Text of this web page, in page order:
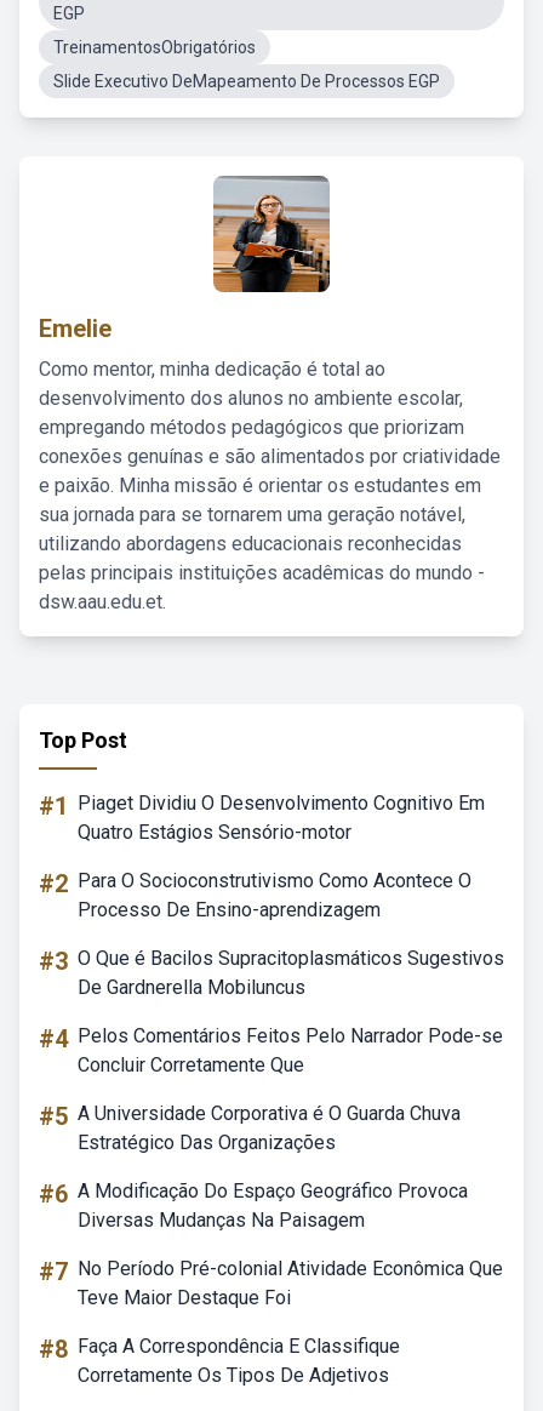
EGP
TreinamentosObrigatórios
Slide Executivo DeMapeamento De Processos EGP
Emelie
Como mentor, minha dedicação é total ao
desenvolvimento dos alunos no ambiente escolar,
empregando métodos pedagógicos que priorizam
conexões genuínas e são alimentados por criatividade
e paixão. Minha missão é orientar os estudantes em
sua jornada para se tornarem uma geração notável,
utilizando abordagens educacionais reconhecidas
pelas principais instituições acadêmicas do mundo -
dsw.aau.edu.et.
Top Post
#1
Piaget Dividiu O Desenvolvimento Cognitivo Em
Quatro Estágios Sensório-motor
#2 Para O Socioconstrutivismo Como Acontece O
Processo De Ensino-aprendizagem
#3 O Que é Bacilos Supracitoplasmáticos Sugestivos
De Gardnerella Mobiluncus
#4 Pelos Comentários Feitos Pelo Narrador Pode-se
Concluir Corretamente Que
#5 A Universidade Corporativa é O Guarda Chuva
Estratégico Das Organizações
#6 A Modificação Do Espaço Geográfico Provoca
Diversas Mudanças Na Paisagem
#7 No Período Pré-colonial Atividade Econômica Que
Teve Maior Destaque Foi
#8 Faça A Correspondência E Classifique
Corretamente Os Tipos De Adjetivos